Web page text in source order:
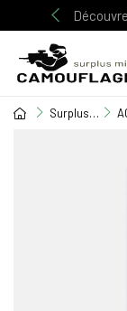
Frais
Surplus Militaire